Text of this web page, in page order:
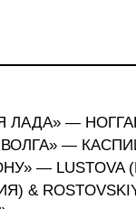
ЛАДА» —
—
— LUSTOVA
&